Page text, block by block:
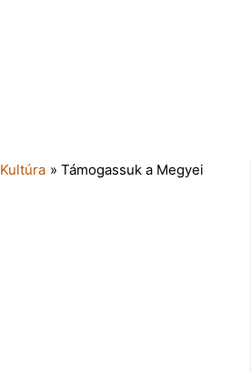
Kultúra » Támogassuk a Megyei